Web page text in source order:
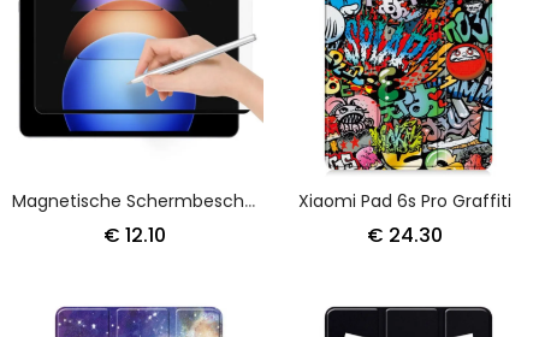
Magnetische Schermbeschermer Voor Xiaomi Pad 6s Pro
€ 12.10
Xiaomi Pad 6s Pro Graffiti
€ 24.30